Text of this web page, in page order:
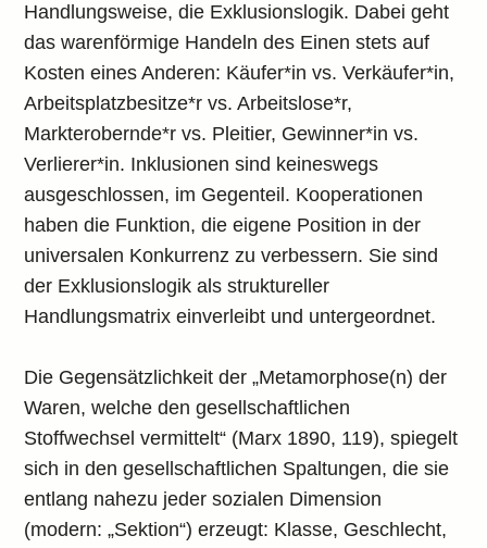
Handlungsweise, die Exklusionslogik. Dabei geht
das warenförmige Handeln des Einen stets auf
Kosten eines Anderen: Käufer*in vs. Verkäufer*in,
Arbeitsplatzbesitze*r vs. Arbeitslose*r,
Markterobernde*r vs. Pleitier, Gewinner*in vs.
Verlierer*in. Inklusionen sind keineswegs
ausgeschlossen, im Gegenteil. Kooperationen
haben die Funktion, die eigene Position in der
universalen Konkurrenz zu verbessern. Sie sind
der Exklusionslogik als struktureller
Handlungsmatrix einverleibt und untergeordnet.
Die Gegensätzlichkeit der „Metamorphose(n) der
Waren, welche den gesellschaftlichen
Stoffwechsel vermittelt“ (Marx 1890, 119), spiegelt
sich in den gesellschaftlichen Spaltungen, die sie
entlang nahezu jeder sozialen Dimension
(modern: „Sektion“) erzeugt: Klasse, Geschlecht,